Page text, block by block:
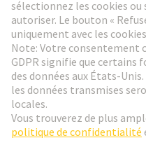
Social Media
Suisse Français